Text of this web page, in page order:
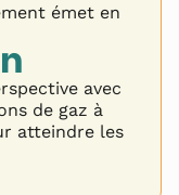
émet en
avec
de gaz à
atteindre les